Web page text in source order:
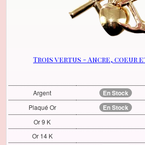
Trois vertus - Ancre, coeur
Argent En Stock
Plaqué Or
En Stock
Or 9 K
Or 14 K